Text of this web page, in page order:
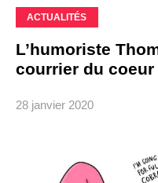
ACTUALITÉS
L’humoriste
courrier du
28 janvier 2020